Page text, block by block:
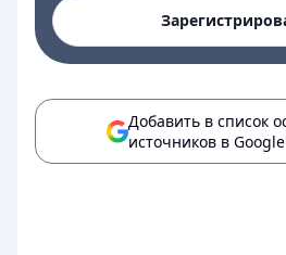
Добавить в список
источников в Google